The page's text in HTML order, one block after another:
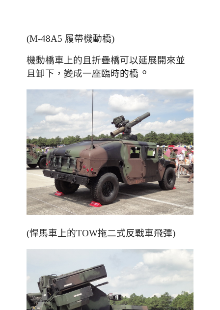
(M-48A5 履帶機動橋)
機動橋車上的且折疊橋可以延展開來並
且卸下 ，變成一座臨時的橋 。
(悍馬車上的TOW拖二式反戰車飛彈)